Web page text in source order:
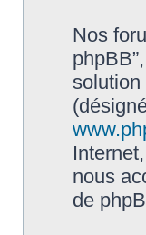
Nos
solution
nous
de